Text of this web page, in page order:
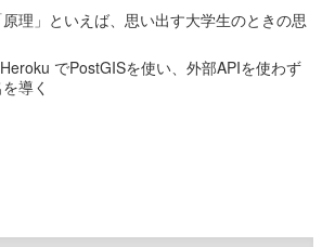
原理」といえば、思い出す大学生のときの思
でPostGISを使い、外部APIを使わず
導く